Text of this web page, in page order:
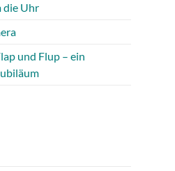
die Uhr
und Flup – ein